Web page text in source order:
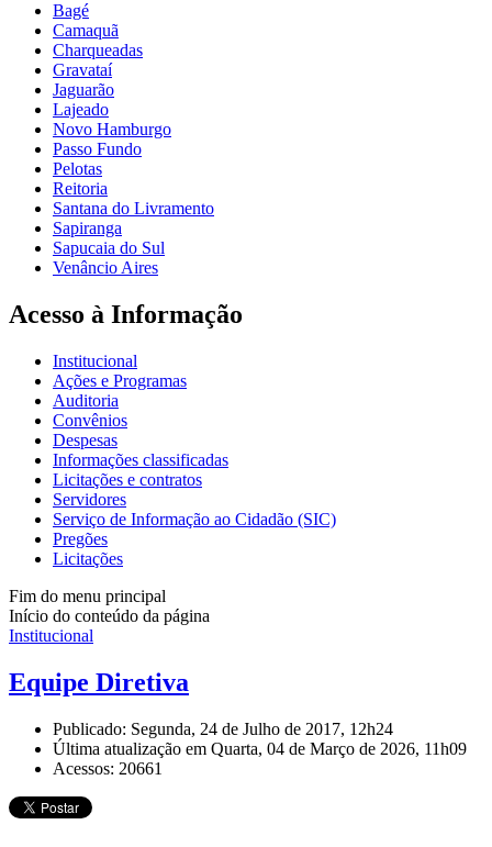
Bagé
Camaquã
Charqueadas
Gravataí
Jaguarão
Lajeado
Novo Hamburgo
Passo Fundo
Pelotas
Reitoria
Santana do Livramento
Sapiranga
Sapucaia do Sul
Venâncio Aires
Acesso à Informação
Institucional
Ações e Programas
Auditoria
Convênios
Despesas
Informações classificadas
Licitações e contratos
Servidores
Serviço de Informação ao Cidadão (SIC)
Pregões
Licitações
Fim do menu principal
Início do conteúdo da página
Institucional
Equipe Diretiva
Publicado: Segunda, 24 de Julho de 2017, 12h24
Última atualização em Quarta, 04 de Março de 2026, 11h09
Acessos: 20661